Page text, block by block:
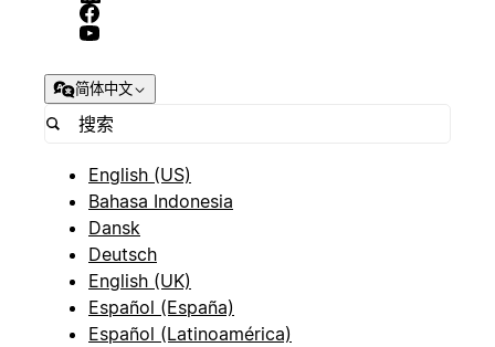
简体中文
English (US)
Bahasa Indonesia
Dansk
Deutsch
English (UK)
Español (España)
Español (Latinoamérica)